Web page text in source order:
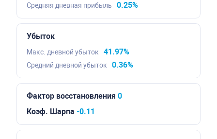
Средняя дневная прибыль 0.25%
Убыток
Макс. дневной убыток 41.97%
Средний дневной убыток 0.36%
Фактор восстановления 0
Коэф. Шарпа -0.11